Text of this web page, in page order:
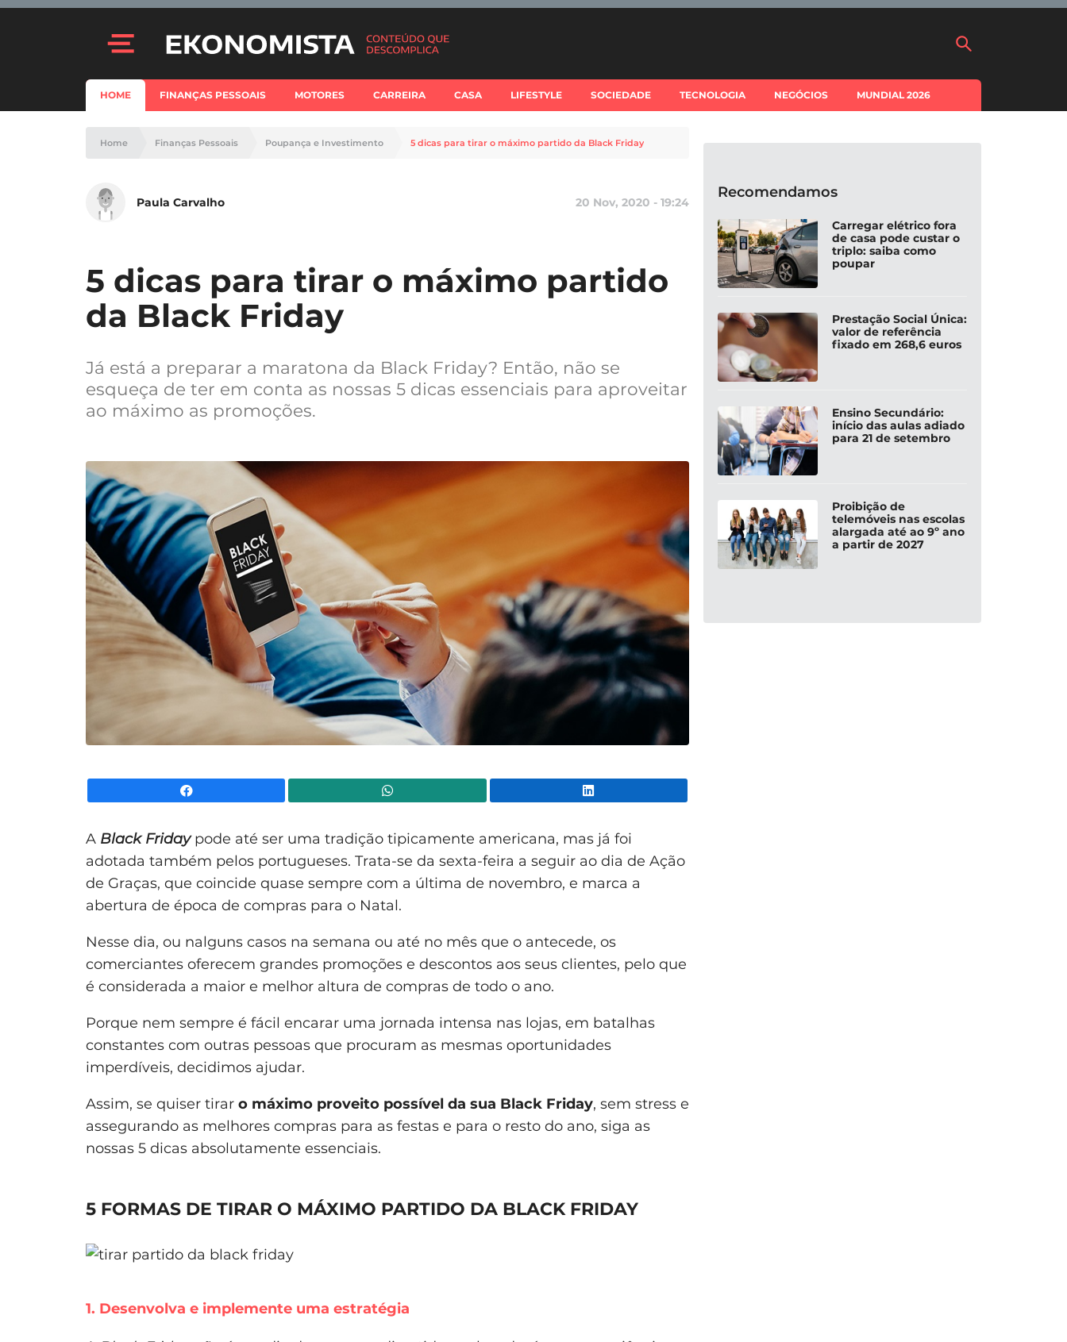
HOME FINANÇAS PESSOAIS MOTORES CARREIRA CASA LIFESTYLE SOCIEDADE TECNOLOGIA NEGÓCIOS MUNDIAL 2026
Home Finanças Pessoais Poupança e Investimento 5 dicas para tirar o máximo partido da Black Friday
Paula Carvalho 20 Nov, 2020 - 19:24
5 dicas para tirar o máximo partido
da Black Friday
Já está a preparar a maratona da Black Friday? Então, não se
esqueça de ter em conta as nossas 5 dicas essenciais para aproveitar
ao máximo as promoções.
A Black Fridaypode até ser uma tradição tipicamente americana, mas já foi
adotada também pelos portugueses. Trata-se da sexta-feira a seguir ao dia de Ação
de Graças, que coincide quase sempre com a última de novembro, e marca a
abertura de época de compras para o Natal.
Nesse dia, ou nalguns casos na semana ou até no mês que o antecede, os
comerciantes oferecem grandes promoções e descontos aos seus clientes, pelo que
é considerada a maior e melhor altura de compras de todo o ano.
Porque nem sempre é fácil encarar uma jornada intensa nas lojas, em batalhas
constantes com outras pessoas que procuram as mesmas oportunidades
imperdíveis, decidimos ajudar.
Assim, se quiser tirar o máximo proveito possível da sua Black Friday, sem stress e
assegurando as melhores compras para as festas e para o resto do ano, siga as
nossas 5 dicas absolutamente essenciais.
5 FORMAS DE TIRAR O MÁXIMO PARTIDO DA BLACK FRIDAY
1. Desenvolva e implemente uma estratégia
Recomendamos
Carregar elétrico fora
de casa pode custar o
triplo: saiba como
poupar
Prestação Social Única:
valor de referência
fixado em 268,6 euros
Ensino Secundário:
início das aulas adiado
para 21 de setembro
Proibição de
telemóveis nas escolas
alargada até ao 9º ano
a partir de 2027